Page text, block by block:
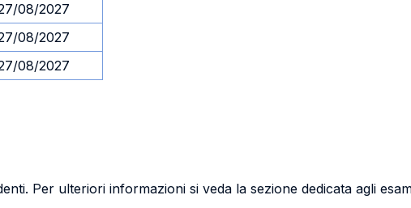
08/2027
08/2027
08/2027
Per ulteriori informazioni si veda la sezione dedicata agli